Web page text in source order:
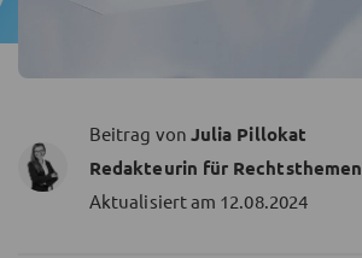
Beitrag von Julia Pillokat
Redakteurin für Rechtsthemen
Aktualisiert am 12.08.2024